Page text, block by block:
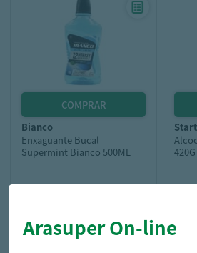
bianco
Enxaguante Bucal
Supermint Bianco 500ML
16,79
start
420G
Arasuper On-line